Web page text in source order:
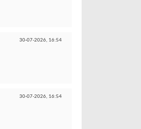
30-07-2026, 16:54
30-07-2026, 16:54